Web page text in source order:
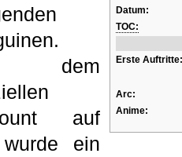
Datum:
TOC:
Erste Auftritte:
Arc:
Anime:
dem
auf
wurde ein